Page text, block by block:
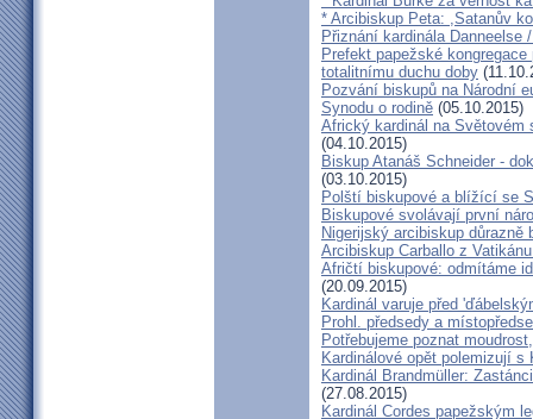
* Arcibiskup Peta: ,Satanův
Přiznání kardinála Danneelse
Prefekt papežské
totalitnímu duchu doby
Pozvání biskupů na Národní
Synodu o rodině (05.10.2015)
Africký kardinál na Světovém
(04.10.2015)
Biskup Atanáš Schneider -
(03.10.2015)
Polští biskupové a blížící se
Biskupové svolávají první
Nigerijský arcibiskup důrazně
Arcibiskup Carballo z
Afričtí biskupové: odmítáme
(20.09.2015)
Kardinál varuje před
Prohl. předsedy a
Potřebujeme poznat
Kardinálové opět polemizují
Kardinál Brandmüller:
(27.08.2015)
Kardinál Cordes papežským